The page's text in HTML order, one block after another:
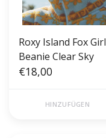
Roxy Island Fox Girl
Beanie Clear Sky
€18,00
HINZUFÜGEN